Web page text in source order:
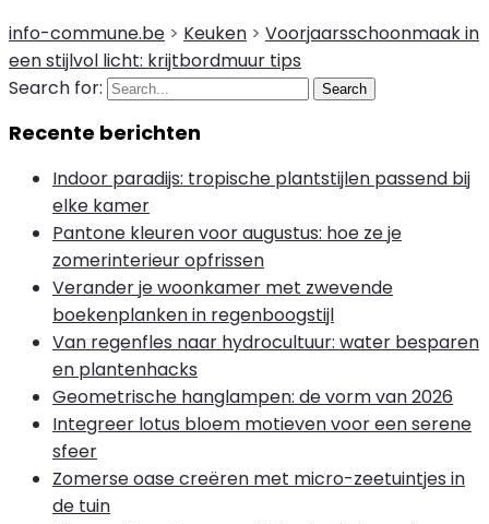
info-commune.be > Keuken > Voorjaarsschoonmaak in
een stijlvol licht: krijtbordmuur tips
Search for:
Search
Recente berichten
Indoor paradijs: tropische plantstijlen passend bij
elke kamer
Pantone kleuren voor augustus: hoe ze je
zomerinterieur opfrissen
Verander je woonkamer met zwevende
boekenplanken in regenboogstijl
Van regenfles naar hydrocultuur: water besparen
en plantenhacks
Geometrische hanglampen: de vorm van 2026
Integreer lotus bloem motieven voor een serene
sfeer
Zomerse oase creëren met micro-zeetuintjes in
de tuin